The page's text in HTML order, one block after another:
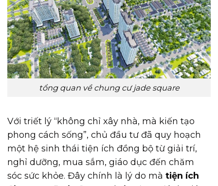
tổng quan về chung cư jade square
Với triết lý “không chỉ xây nhà, mà kiến tạo
phong cách sống”, chủ đầu tư đã quy hoạch
một hệ sinh thái tiện ích đồng bộ từ giải trí,
nghỉ dưỡng, mua sắm, giáo dục đến chăm
sóc sức khỏe. Đây chính là lý do mà tiện ích